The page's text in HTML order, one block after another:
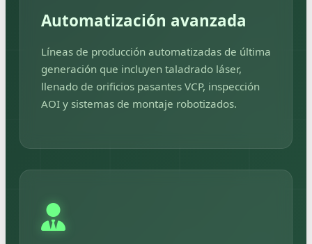
Automatización avanzada
Líneas de producción automatizadas de última
generación que incluyen taladrado láser,
llenado de orificios pasantes VCP, inspección
AOI y sistemas de montaje robotizados.